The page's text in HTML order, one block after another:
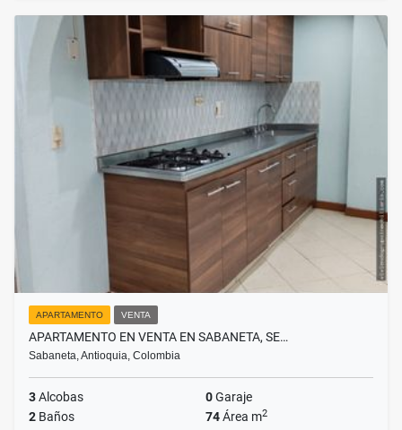
APARTAMENTO VENTA
APARTAMENTO EN VENTA EN SABANETA, SE…
Sabaneta, Antioquia, Colombia
3Alcobas 0Garaje
2 Baños 74Área m2